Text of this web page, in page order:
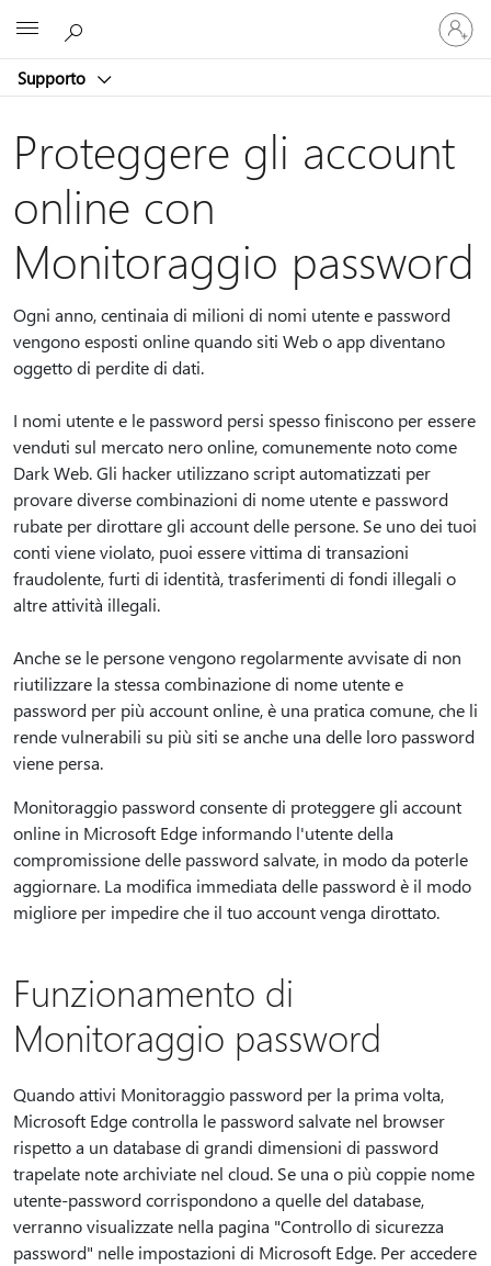
Supporto
Accedi
con
il
account
Proteggere gli account
online con
Monitoraggio password
Ogni anno, centinaia di milioni di nomi utente e password
vengono esposti online quando siti Web o app diventano
oggetto di perdite di dati.
I nomi utente e le password persi spesso finiscono per essere
venduti sul mercato nero online, comunemente noto come
Dark Web. Gli hacker utilizzano script automatizzati per
provare diverse combinazioni di nome utente e password
rubate per dirottare gli account delle persone. Se uno dei tuoi
conti viene violato, puoi essere vittima di transazioni
fraudolente, furti di identità, trasferimenti di fondi illegali o
altre attività illegali.
Anche se le persone vengono regolarmente avvisate di non
riutilizzare la stessa combinazione di nome utente e
password per più account online, è una pratica comune, che li
rende vulnerabili su più siti se anche una delle loro password
viene persa.
Monitoraggio password consente di proteggere gli account
online in Microsoft Edge informando l'utente della
compromissione delle password salvate, in modo da poterle
aggiornare. La modifica immediata delle password è il modo
migliore per impedire che il tuo account venga dirottato.
Funzionamento di
Monitoraggio password
Quando attivi Monitoraggio password per la prima volta,
Microsoft Edge controlla le password salvate nel browser
rispetto a un database di grandi dimensioni di password
trapelate note archiviate nel cloud. Se una o più coppie nome
utente-password corrispondono a quelle del database,
verranno visualizzate nella pagina "Controllo di sicurezza
password" nelle impostazioni di Microsoft Edge. Per accedere